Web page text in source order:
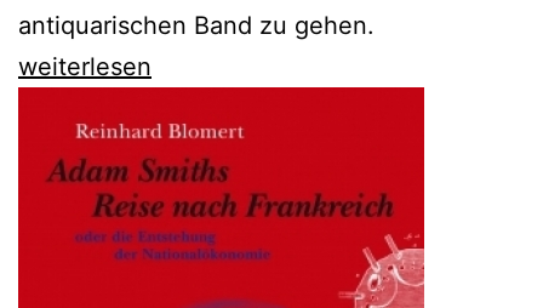
antiquarischen Band zu gehen.
Peter
erklärt
Sizilien
weiterlesen